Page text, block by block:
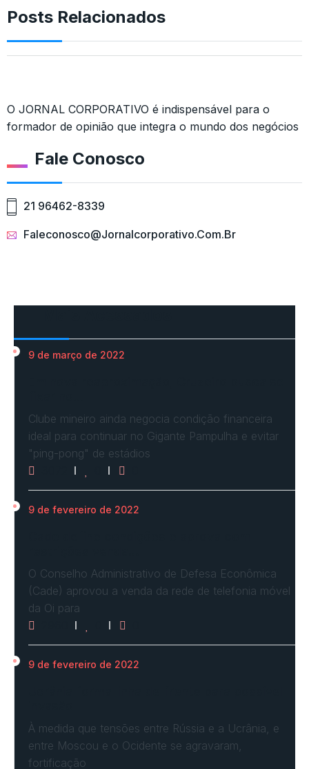
Posts Relacionados
O JORNAL CORPORATIVO é indispensável para o
formador de opinião que integra o mundo dos negócios
Fale Conosco
21 96462-8339
Faleconosco@jornalcorporativo.com.br
9 de março de 2022
Clube mineiro ainda negocia condição financeira
ideal para continuar no Gigante Pampulha e evitar
"ping-pong" de estádios
9 de fevereiro de 2022
O Conselho Administrativo de Defesa Econômica
(Cade) aprovou a venda da rede de telefonia móvel
da Oi para
9 de fevereiro de 2022
À medida que tensões entre Rússia e a Ucrânia, e
entre Moscou e o Ocidente se agravaram,
fortificação